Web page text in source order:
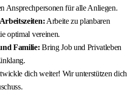
Ansprechpersonen für alle Anliegen.
Arbeite zu planbaren
optimal vereinen.
Familie: Bring Job und Privatleben
dich weiter! Wir unterstützen dich